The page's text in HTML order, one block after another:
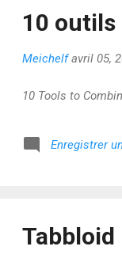
10 outils
Meichelf avril 05,
10 Tools to
Enregistrer
Tabbloid